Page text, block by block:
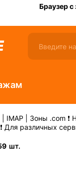
Браузер
IMAP | Зоны .com ❗️
Для различных
шт.